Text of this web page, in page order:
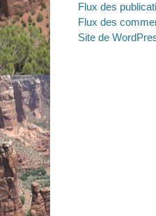
Flux des
Flux des
Site de